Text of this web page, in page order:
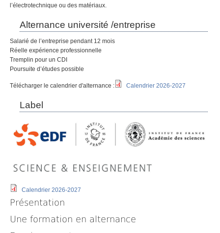
l’électrotechnique ou des matériaux.
Alternance université /entreprise
Salarié de l’entreprise pendant 12 mois
Réelle expérience professionnelle
Tremplin pour un CDI
Poursuite d’études possible
Télécharger le calendrier d'alternance : Calendrier 2026-2027
Label
Calendrier 2026-2027
Présentation
Une formation en alternance